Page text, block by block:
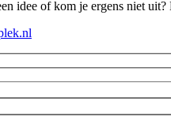
idee of kom je ergens niet